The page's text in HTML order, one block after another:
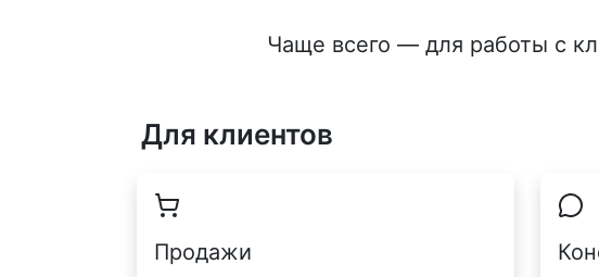
Чаще всего — для работы с
Для клиентов
Продажи